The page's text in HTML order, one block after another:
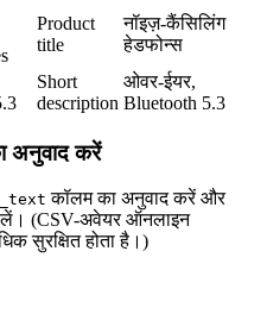
Product
title
नॉइज़-कैंसिलिंग
हेडफोन्स
Short
description
ओवर-ईयर,
Bluetooth 5.3
अनुवाद करें
कॉलम का अनुवाद करें और
(CSV-अवेयर ऑनलाइन
सुरक्षित होता है।)